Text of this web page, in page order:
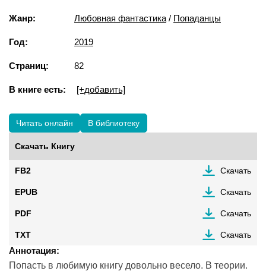
Жанр: Любовная фантастика / Попаданцы
Год: 2019
Страниц: 82
В книге есть: [+добавить]
Читать онлайн В библиотеку
Скачать Книгу
FB2 Скачать
EPUB Скачать
PDF Скачать
TXT Скачать
Аннотация:
Попасть в любимую книгу довольно весело. В теории.